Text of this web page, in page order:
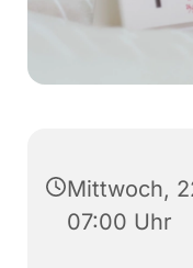
Mittwoch,
07:00 Uhr